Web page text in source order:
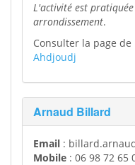
L'activité est
arrondissement.
Consulter la page
Ahdjoudj
Arnaud Billard
Email :
Mobile : 06 98 72 65